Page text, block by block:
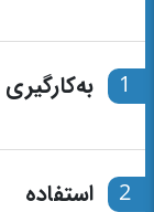
1 به‌کارگیری
2 استفاده